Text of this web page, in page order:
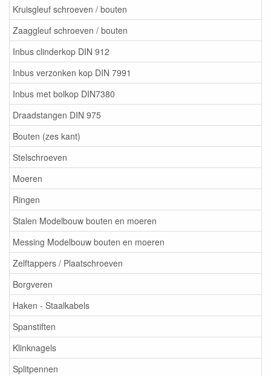
Kruisgleuf schroeven / bouten
Zaaggleuf schroeven / bouten
Inbus clinderkop DIN 912
Inbus verzonken kop DIN 7991
Inbus met bolkop DIN7380
Draadstangen DIN 975
Bouten (zes kant)
Stelschroeven
Moeren
Ringen
Stalen Modelbouw bouten en moeren
Messing Modelbouw bouten en moeren
Zelftappers / Plaatschroeven
Borgveren
Haken - Staalkabels
Spanstiften
Klinknagels
Splitpennen